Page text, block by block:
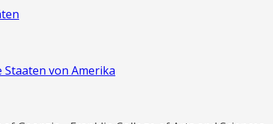
Staaten von Amerika